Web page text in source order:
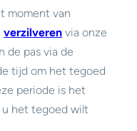
moment van
verzilveren via onze
de pas via de
tijd om het tegoed
periode is het
u het tegoed wilt